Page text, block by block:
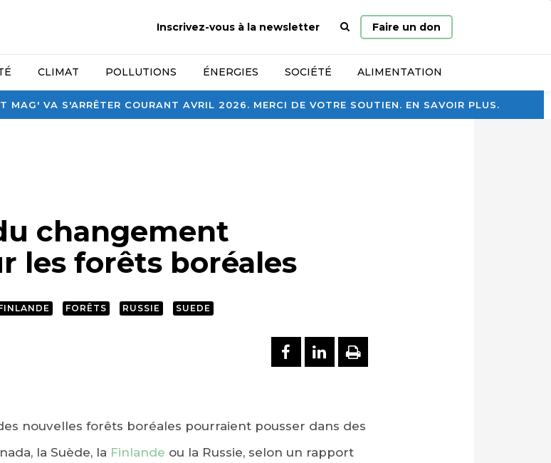
MAG' VA S'ARRÊTER COURANT AVRIL 2026. MERCI DE VOTRE SOUTIEN. EN SAVOIR PLUS.
Inscrivez-vous à la newsletter
Page
d’accueil
Faire un don
CLIMAT POLLUTIONS ÉNERGIES SOCIÉTÉ ALIMENTATION
changement
les forêts boréales
FORÊTS RUSSIE SUEDE
PARTAGER SUR FACEBOOK
PARTAGER SUR
IMPRIMER
nouvelles forêts boréales pourraient pousser dans des
la Suède, la Finlande ou la Russie, selon un rapport